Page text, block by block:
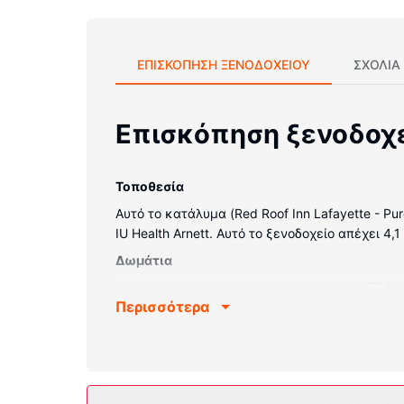
ΕΠΙΣΚΌΠΗΣΗ ΞΕΝΟΔΟΧΕΊΟΥ ΣΧΌΛΙΑ
Επισκόπηση
Τοποθεσία
Αυτό το κατάλυμα (Red Roof Inn Lafayette -
IU Health Arnett. Αυτό το ξενοδοχείο απέχει
Δωμάτια
πρόσβαση στο ίντερνετ που προσφέρεται.
Περισσότερα